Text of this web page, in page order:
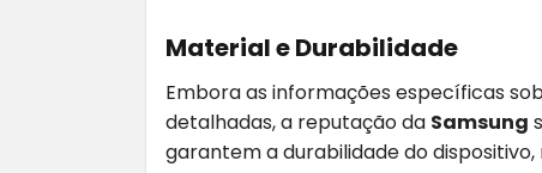
Material e Durabilidade
Embora as informações específicas
detalhadas, a reputação da Samsung
garantem a durabilidade do